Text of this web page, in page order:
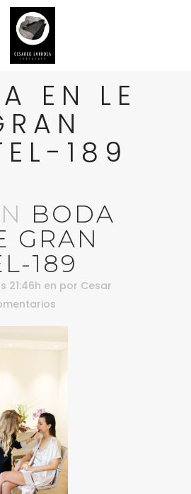
EN LE
189
BODA
GRAN
189
21:46h en por Cesar